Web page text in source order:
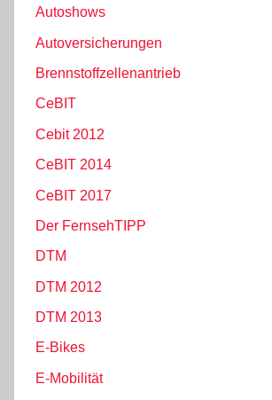
Autoshows
Autoversicherungen
Brennstoffzellenantrieb
CeBIT
Cebit 2012
CeBIT 2014
CeBIT 2017
Der FernsehTIPP
DTM
DTM 2012
DTM 2013
E-Bikes
E-Mobilität